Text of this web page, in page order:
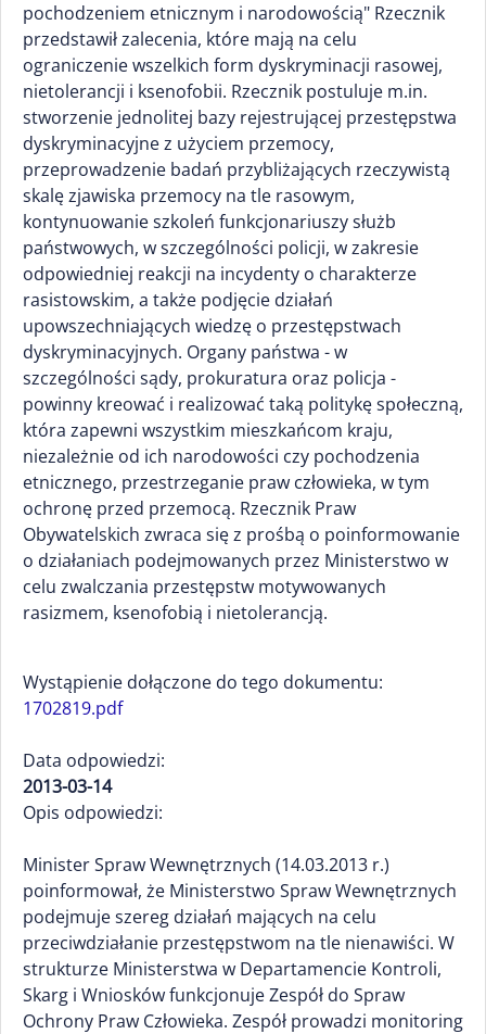
pochodzeniem etnicznym i narodowością" Rzecznik
przedstawił zalecenia, które mają na celu
ograniczenie wszelkich form dyskryminacji rasowej,
nietolerancji i ksenofobii. Rzecznik postuluje m.in.
stworzenie jednolitej bazy rejestrującej przestępstwa
dyskryminacyjne z użyciem przemocy,
przeprowadzenie badań przybliżających rzeczywistą
skalę zjawiska przemocy na tle rasowym,
kontynuowanie szkoleń funkcjonariuszy służb
państwowych, w szczególności policji, w zakresie
odpowiedniej reakcji na incydenty o charakterze
rasistowskim, a także podjęcie działań
upowszechniających wiedzę o przestępstwach
dyskryminacyjnych. Organy państwa - w
szczególności sądy, prokuratura oraz policja -
powinny kreować i realizować taką politykę społeczną,
która zapewni wszystkim mieszkańcom kraju,
niezależnie od ich narodowości czy pochodzenia
etnicznego, przestrzeganie praw człowieka, w tym
ochronę przed przemocą. Rzecznik Praw
Obywatelskich zwraca się z prośbą o poinformowanie
o działaniach podejmowanych przez Ministerstwo w
celu zwalczania przestępstw motywowanych
rasizmem, ksenofobią i nietolerancją.
Wystąpienie dołączone do tego dokumentu:
1702819.pdf
Data odpowiedzi:
2013-03-14
Opis odpowiedzi:
Minister Spraw Wewnętrznych (14.03.2013 r.)
poinformował, że Ministerstwo Spraw Wewnętrznych
podejmuje szereg działań mających na celu
przeciwdziałanie przestępstwom na tle nienawiści. W
strukturze Ministerstwa w Departamencie Kontroli,
Skarg i Wniosków funkcjonuje Zespół do Spraw
Ochrony Praw Człowieka. Zespół prowadzi monitoring